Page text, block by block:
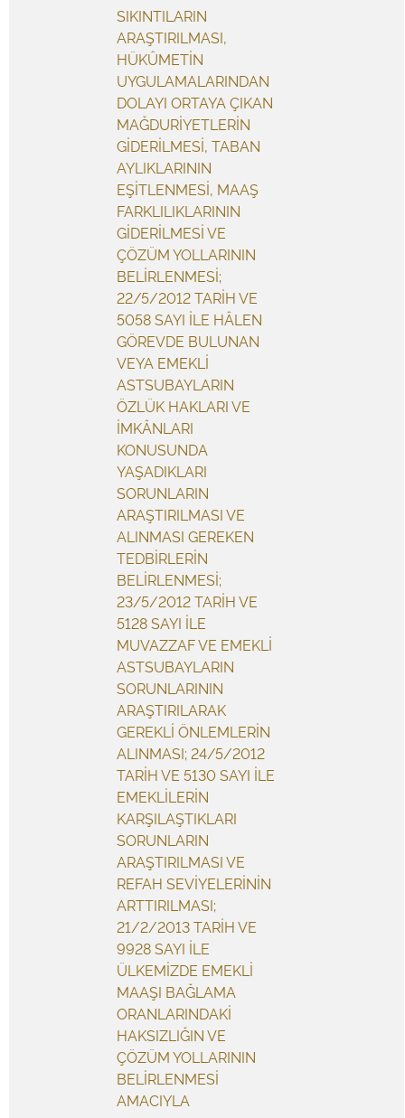
SIKINTILARIN
ARAŞTIRILMASI,
HÜKÛMETİN
UYGULAMALARINDAN
DOLAYI ORTAYA ÇIKAN
MAĞDURİYETLERİN
GİDERİLMESİ, TABAN
AYLIKLARININ
EŞİTLENMESİ, MAAŞ
FARKLILIKLARININ
GİDERİLMESİ VE
ÇÖZÜM YOLLARININ
BELİRLENMESİ;
22/5/2012 TARİH VE
5058 SAYI İLE HÂLEN
GÖREVDE BULUNAN
VEYA EMEKLİ
ASTSUBAYLARIN
ÖZLÜK HAKLARI VE
İMKÂNLARI
KONUSUNDA
YAŞADIKLARI
SORUNLARIN
ARAŞTIRILMASI VE
ALINMASI GEREKEN
TEDBİRLERİN
BELİRLENMESİ;
23/5/2012 TARİH VE
5128 SAYI İLE
MUVAZZAF VE EMEKLİ
ASTSUBAYLARIN
SORUNLARININ
ARAŞTIRILARAK
GEREKLİ ÖNLEMLERİN
ALINMASI; 24/5/2012
TARİH VE 5130 SAYI İLE
EMEKLİLERİN
KARŞILAŞTIKLARI
SORUNLARIN
ARAŞTIRILMASI VE
REFAH SEVİYELERİNİN
ARTTIRILMASI;
21/2/2013 TARİH VE
9928 SAYI İLE
ÜLKEMİZDE EMEKLİ
MAAŞI BAĞLAMA
ORANLARINDAKİ
HAKSIZLIĞIN VE
ÇÖZÜM YOLLARININ
BELİRLENMESİ
AMACIYLA